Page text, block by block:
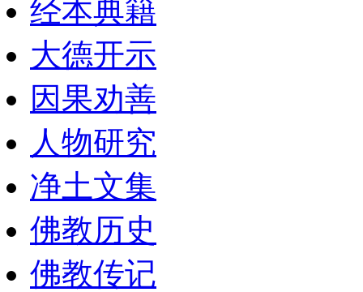
经本典籍
大德开示
因果劝善
人物研究
净土文集
佛教历史
佛教传记